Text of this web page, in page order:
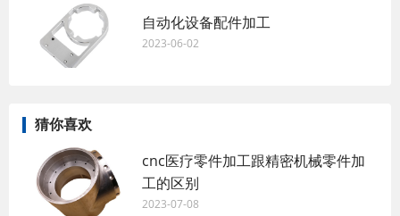
自动化设备配件加工
2023-06-02
猜你喜欢
cnc医疗零件加工跟精密机械零件加
工的区别
2023-07-08